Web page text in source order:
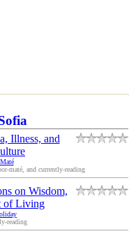
Illness, and
maté, and currently-reading
on Wisdom,
of Living
reading